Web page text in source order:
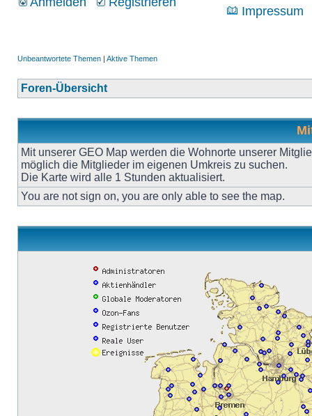
Impressum
Unbeantwortete Themen | Aktive Themen
Foren-Übersicht
Mit unserer GEO Map werden die Wohnorte unserer
möglich die Mitglieder im eigenen Umkreis zu suchen.
Die Karte wird alle 1 Stunden aktualisiert.
You are not sign on, you are only able to see the map.